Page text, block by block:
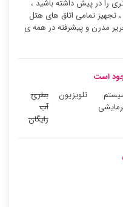
را در پیش داشته باشید ،
تمامی اتاق های هتل
مدرن و پیشرفته در همه ی
است
تلویزیون
بطری
آب
رایگان